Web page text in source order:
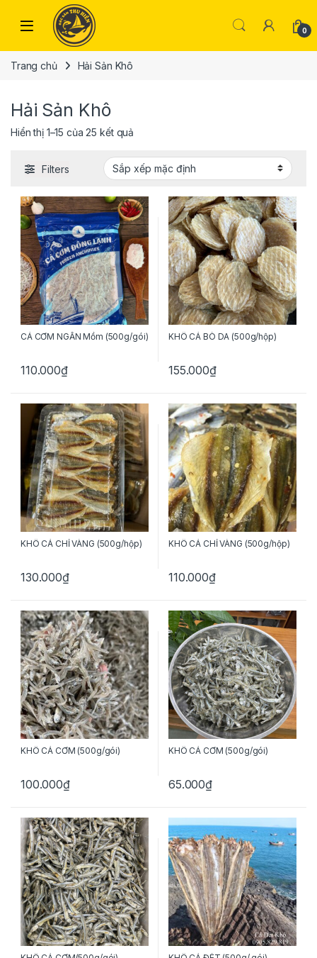
Skip to navigation
Skip to content
Open 0
Trang chủ Hải Sản Khô
Hải Sản Khô
Hiển thị 1–15 của 25 kết quả
Filters
CÁ CƠM NGẦN Mồm (500g/gói)
110.000₫
KHÔ CÁ BÒ DA (500g/hộp)
155.000₫
KHÔ CÁ CHỈ VÀNG (500g/hộp)
130.000₫
KHÔ CÁ CHỈ VÀNG (500g/hộp)
110.000₫
KHÔ CÁ CƠM (500g/gói)
100.000₫
KHÔ CÁ CƠM (500g/gói)
65.000₫